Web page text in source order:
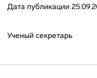
Дата публикации
Ученый секретарь